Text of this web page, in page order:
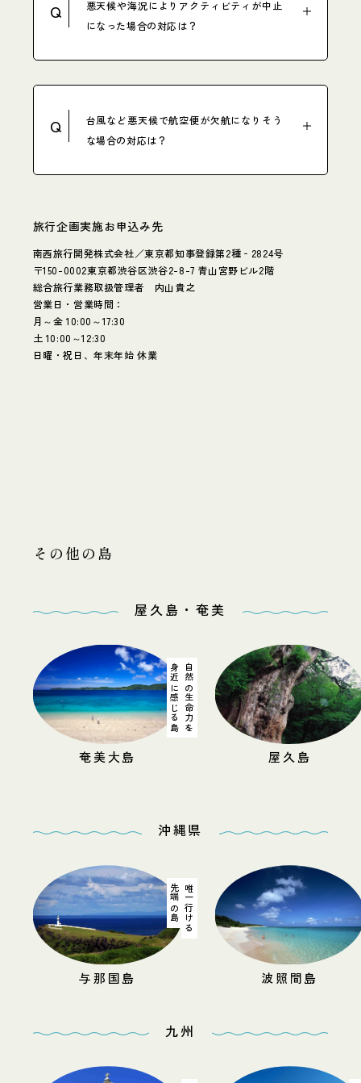
Q
悪天候や海況によりアクティビティが中止
になった場合の対応は？
Q
台風など悪天候で航空便が欠航になりそう
な場合の対応は？
旅行企画実施お申込み先
南西旅行開発株式会社／東京都知事登録第2種‐2824号
〒150-0002東京都渋谷区渋谷2-8-7 青山宮野ビル2階
総合旅行業務取扱管理者 内山貴之
営業日・営業時間：
月～金 10:00～17:30
土 10:00～12:30
日曜・祝日、年末年始 休業
その他の島
屋久島・奄美
巡るつながりの島
屋久島
ツ
沖永良部島
沖縄県
最南端の有人島
波照間島
汽
西表島
九州